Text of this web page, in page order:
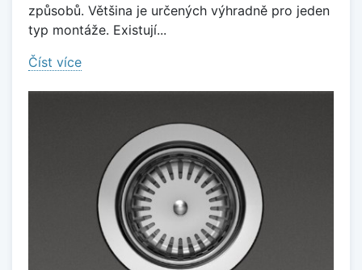
způsobů. Většina je určených výhradně pro jeden
typ montáže. Existují...
Číst více